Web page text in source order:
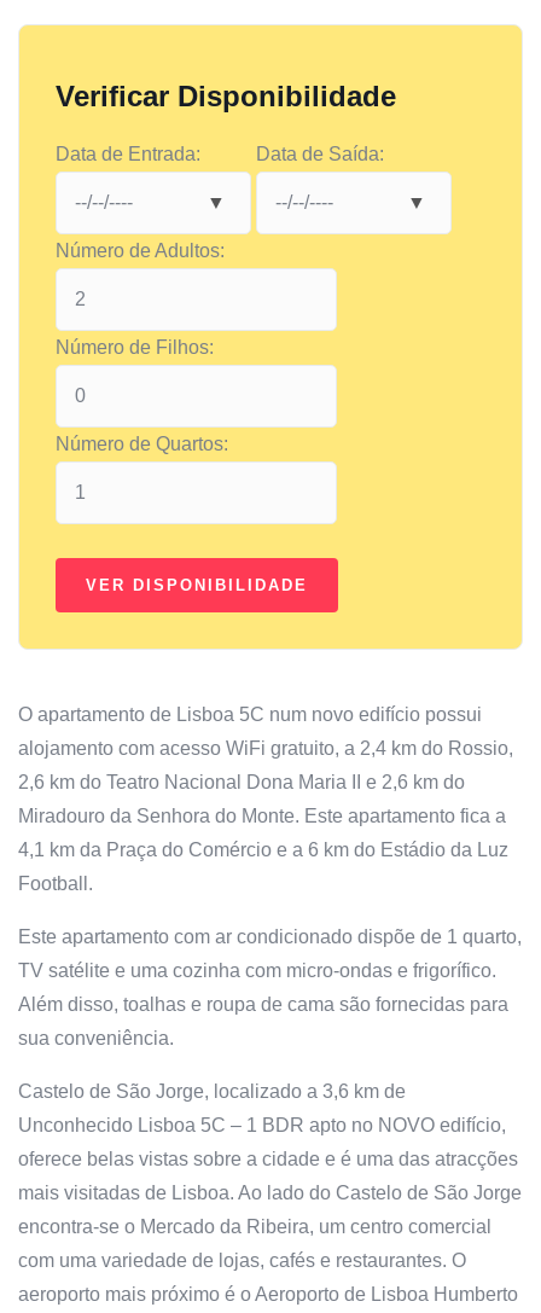
Verificar Disponibilidade
Data de Entrada: Data de Saída:
Número de Adultos:
Número de Filhos:
Número de Quartos:
O apartamento de Lisboa 5C num novo edifício possui
alojamento com acesso WiFi gratuito, a 2,4 km do Rossio,
2,6 km do Teatro Nacional Dona Maria II e 2,6 km do
Miradouro da Senhora do Monte. Este apartamento fica a
4,1 km da Praça do Comércio e a 6 km do Estádio da Luz
Football.
Este apartamento com ar condicionado dispõe de 1 quarto,
TV satélite e uma cozinha com micro-ondas e frigorífico.
Além disso, toalhas e roupa de cama são fornecidas para
sua conveniência.
Castelo de São Jorge, localizado a 3,6 km de
Unconhecido Lisboa 5C – 1 BDR apto no NOVO edifício,
oferece belas vistas sobre a cidade e é uma das atracções
mais visitadas de Lisboa. Ao lado do Castelo de São Jorge
encontra-se o Mercado da Ribeira, um centro comercial
com uma variedade de lojas, cafés e restaurantes. O
aeroporto mais próximo é o Aeroporto de Lisboa Humberto